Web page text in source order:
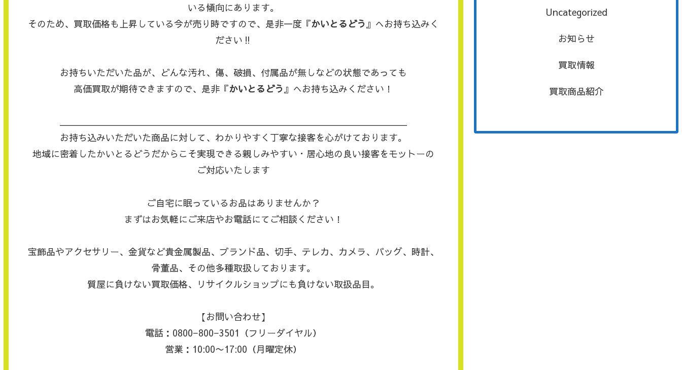
いる傾向にあります。
そのため、買取価格も上昇している今が売り時ですので、是非一度『かいとるどう 』へお持ち込みく
ださい‼
お持ちいただいた品が、どんな汚れ、傷、破損、付属品が無しなどの状態であっても
高価買取が期待できますので、是非『かいとるどう 』へお持ち込みください！
お持ち込みいただいた商品に対して、わかりやすく丁寧な接客を心がけております。
地域に密着したかいとるどうだからこそ実現できる親しみやすい・居心地の良い接客をモットーの
ご対応いたします
ご自宅に眠っているお品はありませんか？
まずはお気軽にご来店やお電話にてご相談ください！
宝飾品やアクセサリー、金貨など貴金属製品、ブランド品、切手、テレカ、カメラ、バッグ、時計、
骨董品、その他多種取扱しております。
質屋に負けない買取価格、リサイクルショップにも負けない取扱品目。
【お問い合わせ】
電話：0800−800−3501（フリーダイヤル）
営業：10:00〜17:00（月曜定休）
Uncategorized
お知らせ
買取情報
買取商品紹介